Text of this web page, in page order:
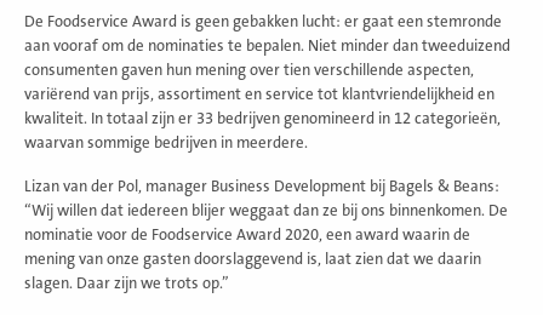
De Foodservice Award is geen gebakken lucht: er gaat een stemronde
aan vooraf om de nominaties te bepalen. Niet minder dan tweeduizend
consumenten gaven hun mening over tien verschillende aspecten,
variërend van prijs, assortiment en service tot klantvriendelijkheid en
kwaliteit. In totaal zijn er 33 bedrijven genomineerd in 12 categorieën,
waarvan sommige bedrijven in meerdere.
Lizan van der Pol, manager Business Development bij Bagels & Beans:
“Wij willen dat iedereen blijer weggaat dan ze bij ons binnenkomen. De
nominatie voor de Foodservice Award 2020, een award waarin de
mening van onze gasten doorslaggevend is, laat zien dat we daarin
slagen. Daar zijn we trots op.”